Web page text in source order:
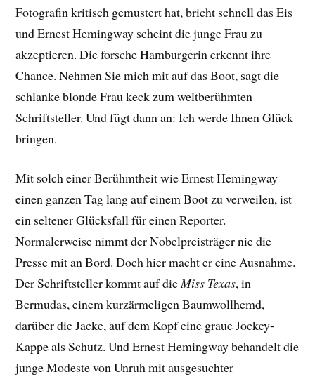
Fotografin kritisch gemustert hat, bricht schnell das Eis
und Ernest Hemingway scheint die junge Frau zu
akzeptieren. Die forsche Hamburgerin erkennt ihre
Chance. Nehmen Sie mich mit auf das Boot, sagt die
schlanke blonde Frau keck zum weltberühmten
Schriftsteller. Und fügt dann an: Ich werde Ihnen Glück
bringen.
Mit solch einer Berühmtheit wie Ernest Hemingway
einen ganzen Tag lang auf einem Boot zu verweilen, ist
ein seltener Glücksfall für einen Reporter.
Normalerweise nimmt der Nobelpreisträger nie die
Presse mit an Bord. Doch hier macht er eine Ausnahme.
Der Schriftsteller kommt auf dieMiss Texas, in
Bermudas, einem kurzärmeligen Baumwollhemd,
darüber die Jacke, auf dem Kopf eine graue Jockey-
Kappe als Schutz. Und Ernest Hemingway behandelt die
junge Modeste von Unruh mit ausgesuchter